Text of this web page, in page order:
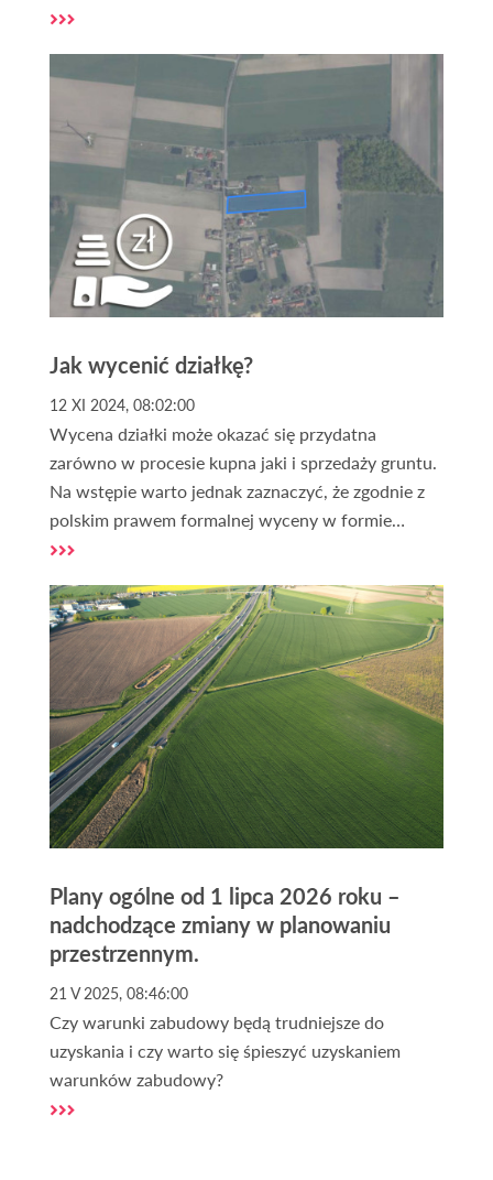
możliwość generowania stałych dochodów
ogromną popularnością. Szczególnie interesującą
opcją są nieruchomości w dużych miastach, które
nieustannie się rozwijają i przyciągają nowych
mieszkańców oraz inwestorów. Jednym z takich
miast jest Szczecin – dynamicznie rosnący ośrodek
w północno-zachodniej Polsce. W tym artykule
przedstawimy Ci 4 powody, dla których warto
mieć nieruchomości w Szczecinie w swoim
portfelu inwestycyjnym. Zapraszamy!
Jak wycenić działkę?
12 XI 2024, 08:02:00
Wycena działki może okazać się przydatna
zarówno w procesie kupna jaki i sprzedaży gruntu.
Na wstępie warto jednak zaznaczyć, że zgodnie z
polskim prawem formalnej wyceny w formie
operatu szacunkowego może dokonać wyłącznie
można jednak spróbować oszacować przybliżoną
wartość swojej działki przy pomocy dostępnych
powszechnie narzędzi i informacji.
Plany ogólne od 1 lipca 2026 roku –
nadchodzące zmiany w planowaniu
przestrzennym.
21 V 2025, 08:46:00
Czy warunki zabudowy będą trudniejsze do
uzyskania i czy warto się śpieszyć uzyskaniem
warunków zabudowy?